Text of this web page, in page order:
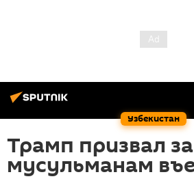
Узбекистан
Трамп призвал
мусульманам